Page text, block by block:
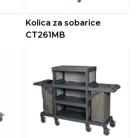
Kolica za sobarice
CT261MB